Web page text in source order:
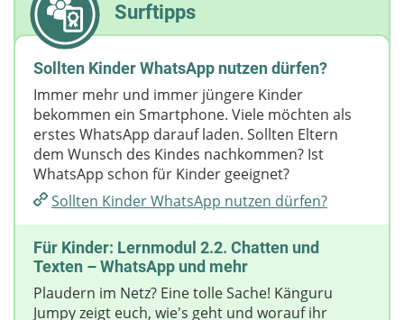
Surftipps
Sollten Kinder WhatsApp nutzen dürfen?
Immer mehr und immer jüngere Kinder
bekommen ein Smartphone. Viele möchten als
erstes WhatsApp darauf laden. Sollten Eltern
dem Wunsch des Kindes nachkommen? Ist
WhatsApp schon für Kinder geeignet?
Sollten Kinder WhatsApp nutzen dürfen?
Für Kinder: Lernmodul 2.2. Chatten und
Texten – WhatsApp und mehr
Plaudern im Netz? Eine tolle Sache! Känguru
Jumpy zeigt euch, wie's geht und worauf ihr